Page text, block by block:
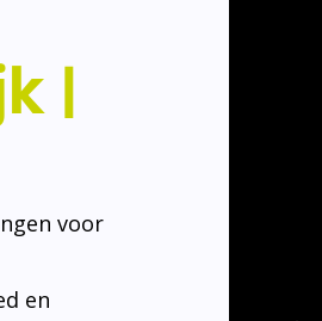
|
voor
en